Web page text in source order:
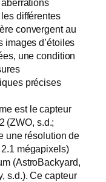
différentes
convergent au
images d’étoiles
une condition
précises
est le capteur
(ZWO, s.d.;
une résolution de
mégapixels)
(AstroBackyard,
s.d.). Ce capteur